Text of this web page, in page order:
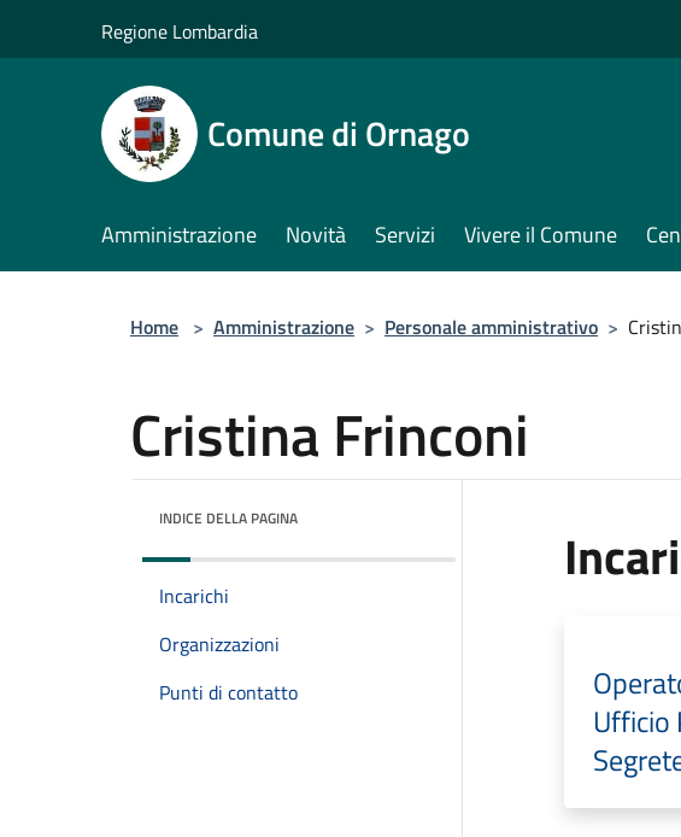
Regione Lombardia
Comune di Ornago
Amministrazione Novità Servizi Vivere il Comune
Home > Amministrazione > Personale amministrativo >
Cristina Frinconi
INDICE DELLA PAGINA
Incarichi
Organizzazioni
Punti di contatto
Ufficio